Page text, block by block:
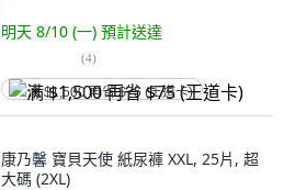
明天 8/10 (一) 預計送達
(4)
满 $1,500 再省 $75 (王道卡)
康乃馨 寶貝天使 紙尿褲 XXL, 25片, 超
大碼 (2XL)